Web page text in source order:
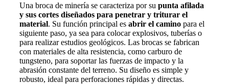
Una broca de minería se caracteriza por su punta afilada
y sus cortes diseñados para penetrar y triturar el
material. Su función principal es abrir el camino para el
siguiente paso, ya sea para colocar explosivos, tuberías o
para realizar estudios geológicos. Las brocas se fabrican
con materiales de alta resistencia, como carburo de
tungsteno, para soportar las fuerzas de impacto y la
abrasión constante del terreno. Su diseño es simple y
robusto, ideal para perforaciones rápidas y directas.